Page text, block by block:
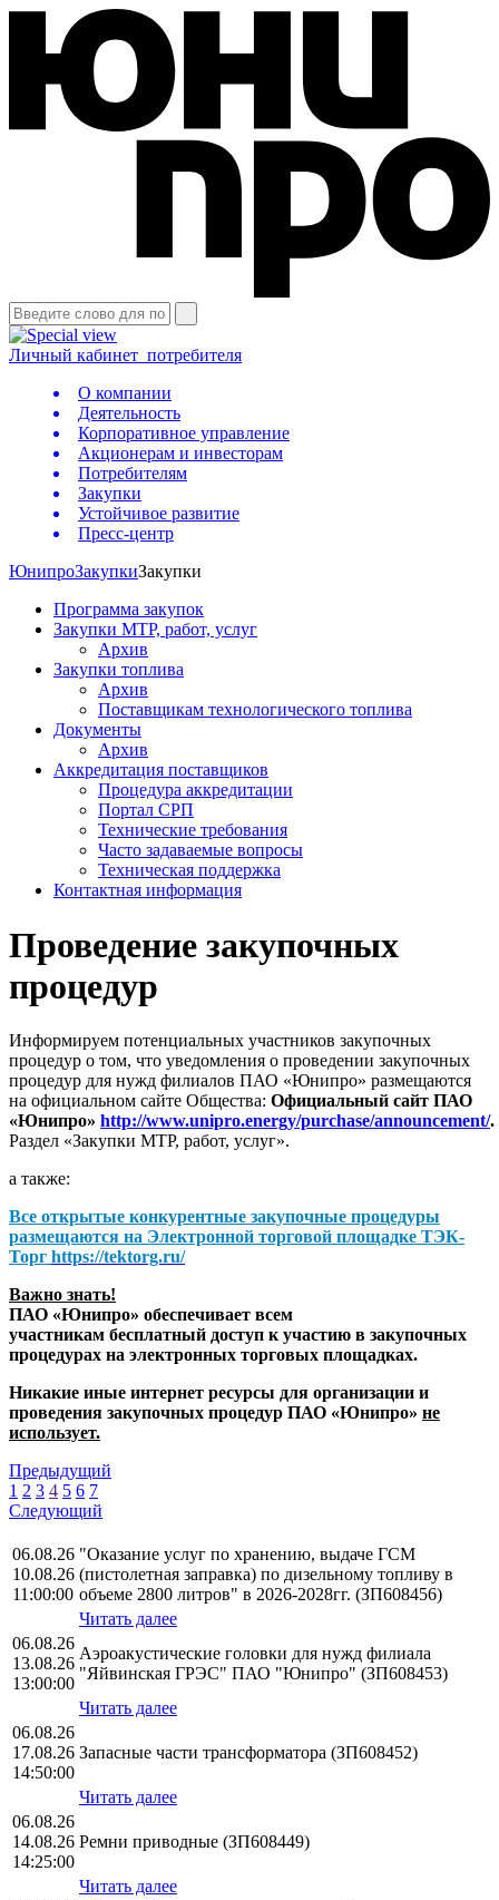
Личный кабинет потребителя
О компании
Деятельность
Корпоративное управление
Акционерам и инвесторам
Потребителям
Закупки
Устойчивое развитие
Пресс-центр
ЮнипроЗакупкиЗакупки
Программа закупок
Закупки МТР, работ, услуг
Архив
Закупки топлива
Архив
Поставщикам технологического топлива
Документы
Архив
Аккредитация поставщиков
Процедура аккредитации
Портал СРП
Технические требования
Часто задаваемые вопросы
Техническая поддержка
Контактная информация
Проведение закупочных
процедур
Информируем потенциальных участников закупочных
процедур о том, что уведомления о проведении закупочных
процедур для нужд филиалов ПАО «Юнипро» размещаются
на официальном сайте Общества: Официальный сайт ПАО
«Юнипро» http://www.unipro.energy/purchase/announcement/.
Раздел «Закупки МТР, работ, услуг».
а также:
Все открытые конкурентные закупочные процедуры
размещаются на Электронной торговой площадке ТЭК-
Торг https://tektorg.ru/
Важно знать!
ПАО «Юнипро» обеспечивает всем
участникам бесплатный доступ к участию в закупочных
процедурах на электронных торговых площадках.
Никакие иные интернет ресурсы для организации и
проведения закупочных процедур ПАО «Юнипро» не
использует.
Предыдущий
1 2 3 4 5 6 7
Следующий
06.08.26
10.08.26
11:00:00
"Оказание услуг по хранению, выдаче ГСМ
(пистолетная заправка) по дизельному топливу в
объеме 2800 литров" в 2026-2028гг. (ЗП608456)
Читать далее
06.08.26
13.08.26
13:00:00
Аэроакустические головки для нужд филиала
"Яйвинская ГРЭС" ПАО "Юнипро" (ЗП608453)
Читать далее
06.08.26
17.08.26
14:50:00
Запасные части трансформатора (ЗП608452)
Читать далее
06.08.26
14.08.26
14:25:00
Ремни приводные (ЗП608449)
Читать далее